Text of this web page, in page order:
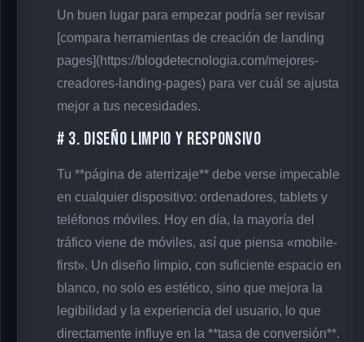
Un buen lugar para empezar podría ser revisar
[compara herramientas de creación de landing
pages](https://blogdetecnologia.com/mejores-
creadores-landing-pages) para ver cuál se ajusta
mejor a tus necesidades.
# 3. Diseño Limpio y Responsivo
Tu **página de aterrizaje** debe verse impecable
en cualquier dispositivo: ordenadores, tablets y
teléfonos móviles. Hoy en día, la mayoría del
tráfico viene de móviles, así que piensa «mobile-
first». Un diseño limpio, con suficiente espacio en
blanco, no solo es estético, sino que mejora la
legibilidad y la experiencia del usuario, lo que
directamente influye en la **tasa de conversión**.